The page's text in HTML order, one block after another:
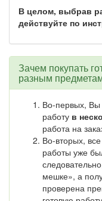
В целом, выбрав
действуйте по
Зачем покупать
разным
Во-первых, Вы
работу в
работа на
Во-вторых,
работы уже
мешке», а
проверена